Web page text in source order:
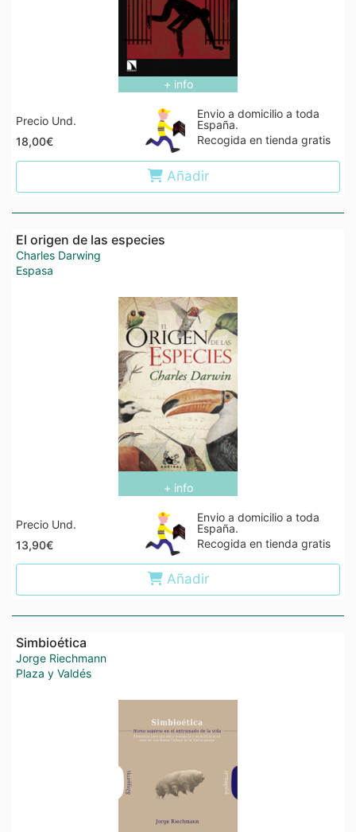
+ info
Precio Und.
18,00€
Envio a domicilio a toda
España.
Recogida en tienda gratis
Añadir
El origen de las especies
Charles Darwing
Espasa
+ info
Precio Und.
13,90€
Envio a domicilio a toda
España.
Recogida en tienda gratis
Añadir
Simbioética
Jorge Riechmann
Plaza y Valdés